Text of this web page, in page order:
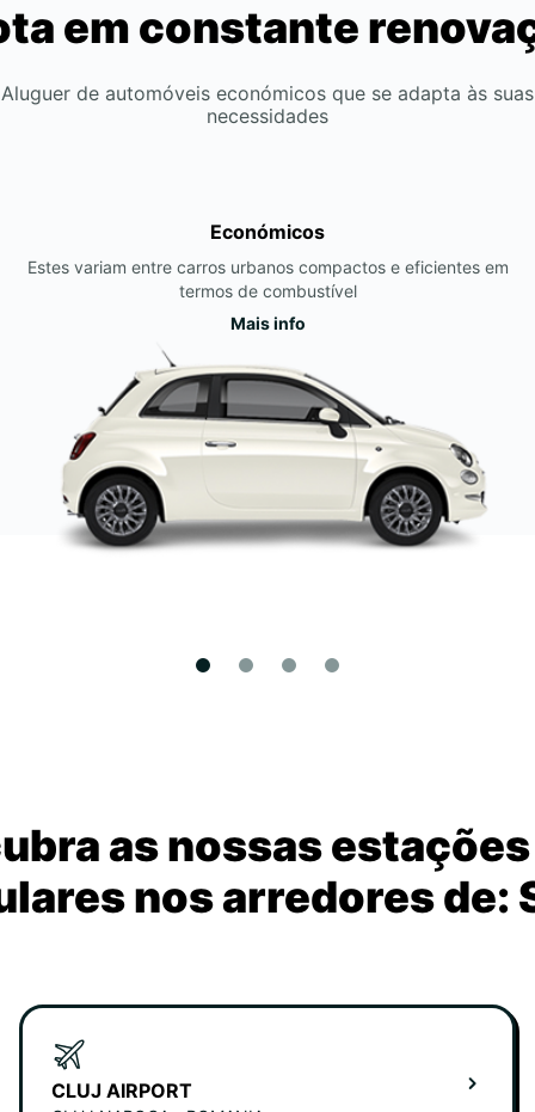
em constante
Aluguer de automóveis económicos que se adapta às suas
necessidades
Económicos
Estes variam entre carros urbanos compactos e eficientes em
termos de combustível
Mais info
as nossas
nos arredores de:
CLUJ AIRPORT